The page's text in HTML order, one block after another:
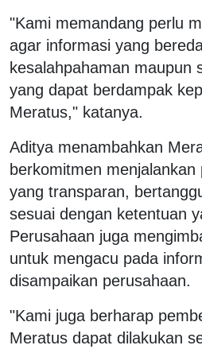
"Kami memandang perlu
agar informasi yang
kesalahpahaman maupun
yang dapat berdampak
Meratus," katanya.
Aditya menambahkan
berkomitmen menjalankan
yang transparan,
sesuai dengan ketentuan
Perusahaan juga
untuk mengacu pada
disampaikan perusahaan.
"Kami juga berharap
Meratus dapat dilakukan